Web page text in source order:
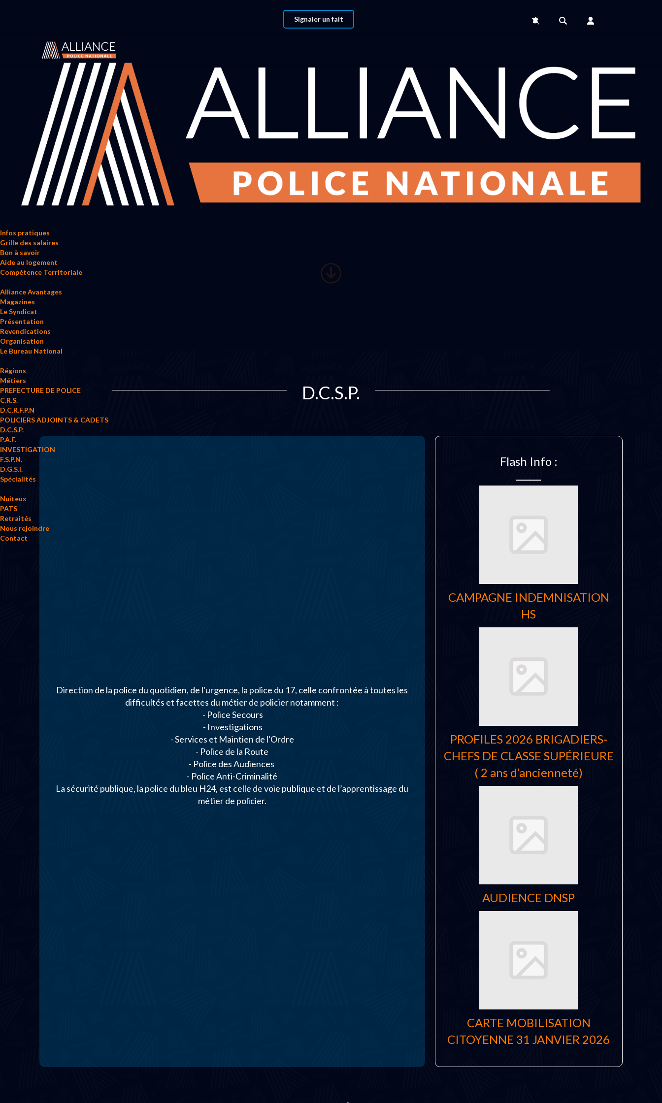
Signaler un fait
Infos pratiques
Grille des salaires
Bon à savoir
Aide au logement
Compétence Territoriale
Alliance Avantages
Magazines
Le Syndicat
Présentation
Revendications
Organisation
Le Bureau National
Régions
Métiers
PREFECTURE DE POLICE
C.R.S.
D.C.R.F.P.N
POLICIERS ADJOINTS & CADETS
D.C.S.P.
P.A.F.
INVESTIGATION
F.S.P.N.
D.G.S.I.
Spécialités
Nuiteux
PATS
Retraités
Nous rejoindre
Contact
D.C.S.P.
Direction de la police du quotidien, de l'urgence, la police du 17, celle confrontée à toutes les
difficultés et facettes du métier de policier notamment :
- Police Secours
- Investigations
- Services et Maintien de l'Ordre
- Police de la Route
- Police des Audiences
- Police Anti-Criminalité
La sécurité publique, la police du bleu H24, est celle de voie publique et de l’apprentissage du
métier de policier.
Flash Info :
CAMPAGNE INDEMNISATION
HS
PROFILES 2026 BRIGADIERS-
CHEFS DE CLASSE SUPÉRIEURE
( 2 ans d’ancienneté)
AUDIENCE DNSP
CARTE MOBILISATION
CITOYENNE 31 JANVIER 2026